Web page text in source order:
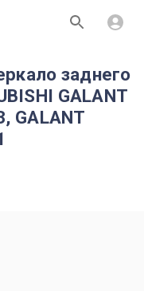
заднего
GALANT
GALANT